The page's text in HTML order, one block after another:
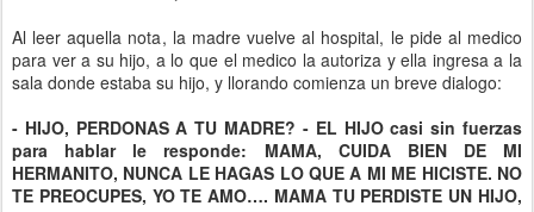
Al leer aquella nota, la madre vuelve al hospital, le pide al medico
para ver a su hijo, a lo que el medico la autoriza y ella ingresa a la
sala donde estaba su hijo, y llorando comienza un breve dialogo:
- HIJO, PERDONAS A TU MADRE? - EL HIJO casi sin fuerzas
para hablar le responde: MAMA, CUIDA BIEN DE MI
HERMANITO, NUNCA LE HAGAS LO QUE A MI ME HICISTE. NO
TE PREOCUPES, YO TE AMO…. MAMA TU PERDISTE UN HIJO,